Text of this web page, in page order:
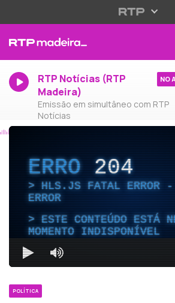
RTP Notícias (RTP
Madeira)
Emissão em simultâneo com RTP
Notícias
NO
ERRO204
HLS.JS FATAL ERROR -
ERROR
ESTE CONTEÚDO ESTÁ
MOMENTO INDISPONÍVEL
POLÍTICA